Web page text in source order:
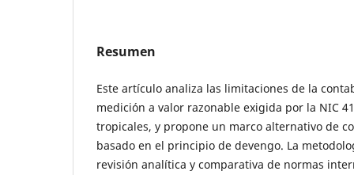
Resumen
Este artículo analiza las limitaciones de la
medición a valor razonable exigida por la NIC
tropicales, y propone un marco alternativo de
basado en el principio de devengo. La
revisión analítica y comparativa de normas